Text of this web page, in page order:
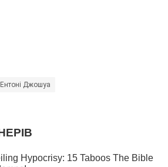
Ентоні Джошуа